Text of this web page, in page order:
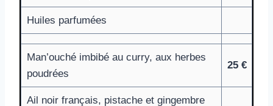
Huiles parfumées
Man’ouché imbibé au curry, aux herbes
poudrées
25 €
Ail noir français, pistache et gingembre